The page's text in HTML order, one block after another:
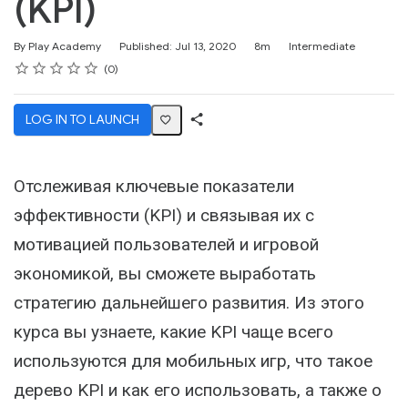
By Play Academy Published: Jul 13, 2020
Duration 8m
Difficulty
Intermediate
Rating
1 star
2 stars
3 stars
4 stars
5 stars
Average rating: 4.8 0
No reviews
LOG IN TO LAUNCH
Отслеживая ключевые показатели
эффективности (KPI) и связывая их с
мотивацией пользователей и игровой
экономикой, вы сможете выработать
стратегию дальнейшего развития. Из этого
курса вы узнаете, какие KPI чаще всего
используются для мобильных игр, что такое
дерево KPI и как его использовать, а также о